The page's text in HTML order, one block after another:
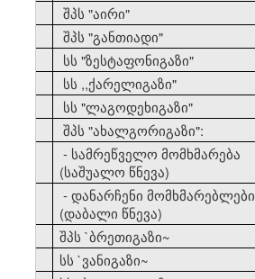
შპს "აირი"
შპს "განთიადი"
სს "ზესტაფონიგაზი"
სს ,,ქარელიგაზი"
სს "ლაგოდეხიგაზი"
შპს "ახალგორიგაზი":
- სამრეწველო მომხმარება
(საშუალო წნევა)
- დანარჩენი მომხმარებლები
(დაბალი წნევა)
შპს `ბრეთიგაზი~
სს `ვანიგაზი~